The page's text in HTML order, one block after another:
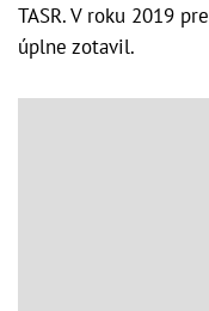
TASR. V roku 2019
úplne zotavil.